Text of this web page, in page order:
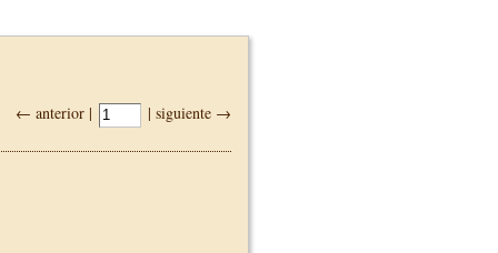
← anterior | | siguiente →